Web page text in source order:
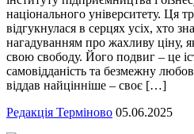
національного університету. Ця
відгукнулася в серцях усіх, хто
нагадуванням про жахливу ціну,
свою свободу. Його подвиг – це
самовідданість та безмежну
віддав найцінніше – своє […]
Редакція Терміново 05.06.2025